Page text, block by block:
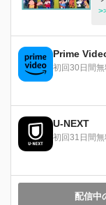
Prime
初回30日間
U-NEXT
初回31日間
配信中